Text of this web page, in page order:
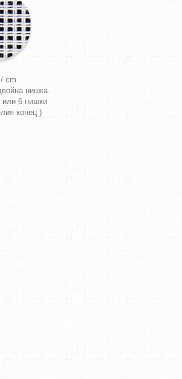
cm
нишка.
6 нишки
конец )